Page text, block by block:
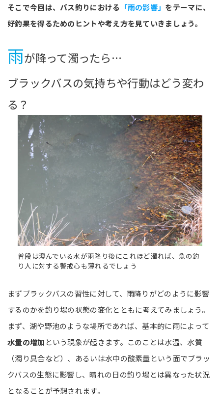
そこで今回は、バス釣りにおける 「雨の影響」 をテーマに、
好釣果を得るためのヒントや考え方を見ていきましょう。
雨が降って濁ったら…
ブラックバスの気持ちや行動はどう変わ
る？
普段は澄んでいる水が雨降り後にこれほど濁れば、魚の釣
り人に対する警戒心も薄れるでしょう
まずブラックバスの習性に対して、雨降りがどのように影響
するのかを釣り場の状態の変化とともに考えてみましょう。
まず、湖や野池のような場所であれば、基本的に雨によって
水量の増加 という現象が起きます。このことは水温、水質
（濁り具合など）、あるいは水中の酸素量という面でブラッ
クバスの生態に影響し、晴れの日の釣り場とは異なった状況
となることが予想されます。